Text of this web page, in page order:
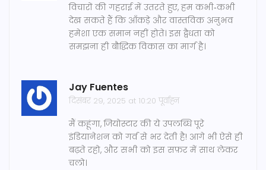
विचारों की गहराई में उतरते हुए, हम कभी‑कभी
देख सकते हैं कि आँकड़े और वास्तविक अनुभव
हमेशा एक समान नहीं होते। इस द्वैधता को
समझना ही बौद्धिक विकास का मार्ग है।
Jay Fuentes
दिसंबर 29, 2025 at 10:20 पूर्वाह्न
मैं कहूंगा, जियोस्टार की ये उपलब्धि पूरे
इंडियानेशन को गर्व से भर देती है! आगे भी ऐसे ही
बढ़ते रहो, और सभी को इस सफ़र में साथ लेकर
चलो।